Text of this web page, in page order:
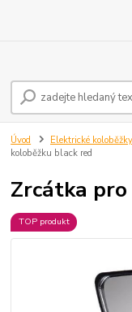
Úvod Elektrické koloběžky
koloběžku black red
Zrcátka
TOP produkt